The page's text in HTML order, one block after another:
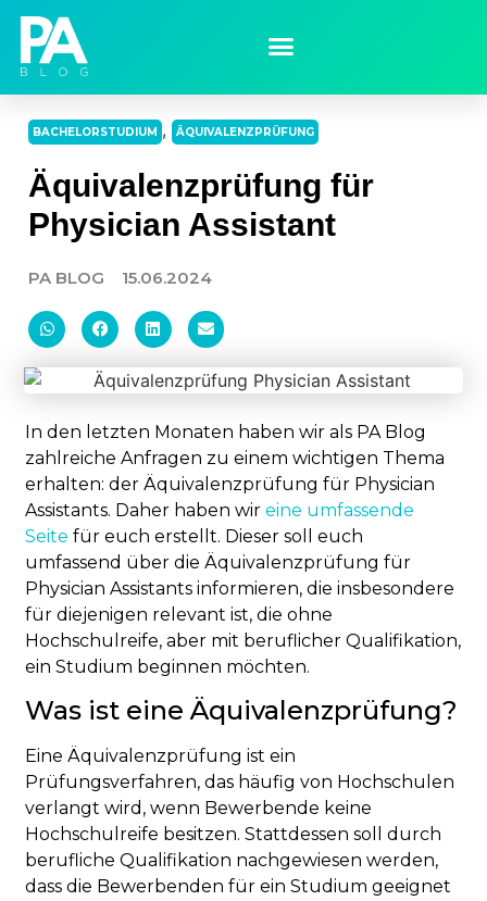
BACHELORSTUDIUM , ÄQUIVALENZPRÜFUNG
Äquivalenzprüfung für
Physician Assistant
PA BLOG 15.06.2024
In den letzten Monaten haben wir als PA Blog
zahlreiche Anfragen zu einem wichtigen Thema
erhalten: der Äquivalenzprüfung für Physician
Assistants. Daher haben wireine umfassende
Seite für euch erstellt. Dieser soll euch
umfassend über die Äquivalenzprüfung für
Physician Assistants informieren, die insbesondere
für diejenigen relevant ist, die ohne
Hochschulreife, aber mit beruflicher Qualifikation,
ein Studium beginnen möchten.
Was ist eine Äquivalenzprüfung?
Eine Äquivalenzprüfung ist ein
Prüfungsverfahren, das häufig von Hochschulen
verlangt wird, wenn Bewerbende keine
Hochschulreife besitzen. Stattdessen soll durch
berufliche Qualifikation nachgewiesen werden,
dass die Bewerbenden für ein Studium geeignet